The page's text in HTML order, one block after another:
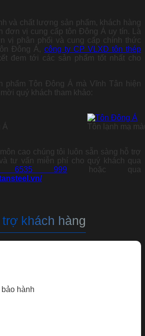
và chất lượng sản phẩm, khách hàng
đơn vị cung cấp tôn Đông Á uy tín. Là
vị phân phối và cung cấp chính thức
Đông Á, công ty CP VLXD tôn thép
đem tới các sản phẩm tốt nhất cho
phẩm Tôn Đông Á mà Vĩnh Tân hiện
quý khách tham khảo:
Á Tôn lạnh mạ
cao chúng tôi luôn sẵn sàng hỗ trợ
tư vấn miễn phí cho quý khách qua
6535 999 hoặc qua
trợ khách hàng
hành